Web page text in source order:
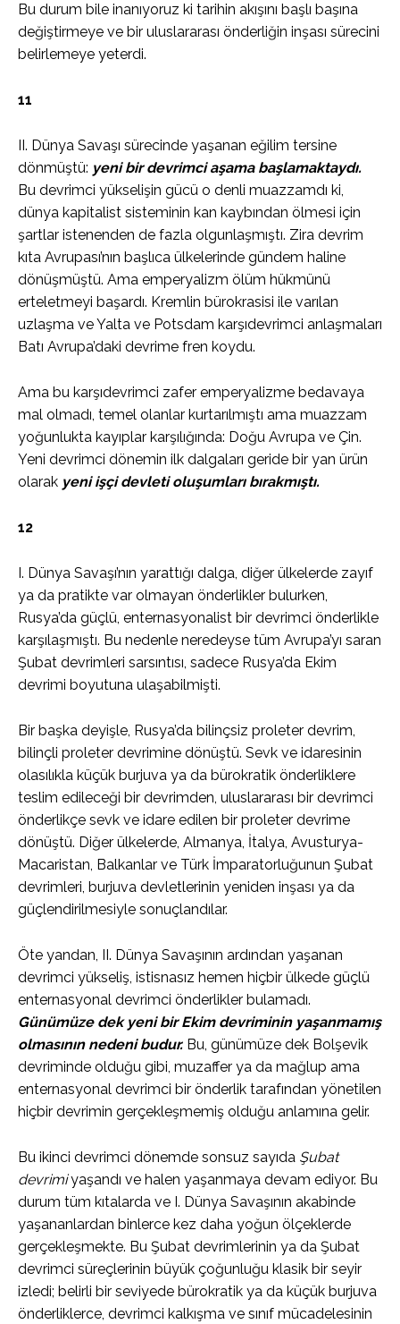
Bu durum bile inanıyoruz ki tarihin akışını başlı başına
değiştirmeye ve bir uluslararası önderliğin inşası sürecini
belirlemeye yeterdi.
11
II. Dünya Savaşı sürecinde yaşanan eğilim tersine
dönmüştü: yeni bir devrimci aşama başlamaktaydı.
Bu devrimci yükselişin gücü o denli muazzamdı ki,
dünya kapitalist sisteminin kan kaybından ölmesi için
şartlar istenenden de fazla olgunlaşmıştı. Zira devrim
kıta Avrupası’nın başlıca ülkelerinde gündem haline
dönüşmüştü. Ama emperyalizm ölüm hükmünü
erteletmeyi başardı. Kremlin bürokrasisi ile varılan
uzlaşma ve Yalta ve Potsdam karşıdevrimci anlaşmaları
Batı Avrupa’daki devrime fren koydu.
Ama bu karşıdevrimci zafer emperyalizme bedavaya
mal olmadı, temel olanlar kurtarılmıştı ama muazzam
yoğunlukta kayıplar karşılığında: Doğu Avrupa ve Çin.
Yeni devrimci dönemin ilk dalgaları geride bir yan ürün
olarak yeni işçi devleti oluşumları bırakmıştı.
12
I. Dünya Savaşı’nın yarattığı dalga, diğer ülkelerde zayıf
ya da pratikte var olmayan önderlikler bulurken,
Rusya’da güçlü, enternasyonalist bir devrimci önderlikle
karşılaşmıştı. Bu nedenle neredeyse tüm Avrupa’yı saran
Şubat devrimleri sarsıntısı, sadece Rusya’da Ekim
devrimi boyutuna ulaşabilmişti.
Bir başka deyişle, Rusya’da bilinçsiz proleter devrim,
bilinçli proleter devrimine dönüştü. Sevk ve idaresinin
olasılıkla küçük burjuva ya da bürokratik önderliklere
teslim edileceği bir devrimden, uluslararası bir devrimci
önderlikçe sevk ve idare edilen bir proleter devrime
dönüştü. Diğer ülkelerde, Almanya, İtalya, Avusturya-
Macaristan, Balkanlar ve Türk İmparatorluğunun Şubat
devrimleri, burjuva devletlerinin yeniden inşası ya da
güçlendirilmesiyle sonuçlandılar.
Öte yandan, II. Dünya Savaşının ardından yaşanan
devrimci yükseliş, istisnasız hemen hiçbir ülkede güçlü
enternasyonal devrimci önderlikler bulamadı.
Günümüze dek yeni bir Ekim devriminin yaşanmamış
olmasının nedeni budur. Bu, günümüze dek Bolşevik
devriminde olduğu gibi, muzaffer ya da mağlup ama
enternasyonal devrimci bir önderlik tarafından yönetilen
hiçbir devrimin gerçekleşmemiş olduğu anlamına gelir.
Bu ikinci devrimci dönemde sonsuz sayıda Şubat
devrimiyaşandı ve halen yaşanmaya devam ediyor. Bu
durum tüm kıtalarda ve I. Dünya Savaşının akabinde
yaşananlardan binlerce kez daha yoğun ölçeklerde
gerçekleşmekte. Bu Şubat devrimlerinin ya da Şubat
devrimci süreçlerinin büyük çoğunluğu klasik bir seyir
izledi; belirli bir seviyede bürokratik ya da küçük burjuva
önderliklerce, devrimci kalkışma ve sınıf mücadelesinin